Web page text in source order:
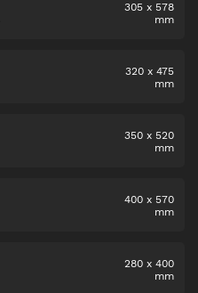
305 x 578
mm
320 x 475
mm
350 x 520
mm
400 x 570
mm
280 x 400
mm